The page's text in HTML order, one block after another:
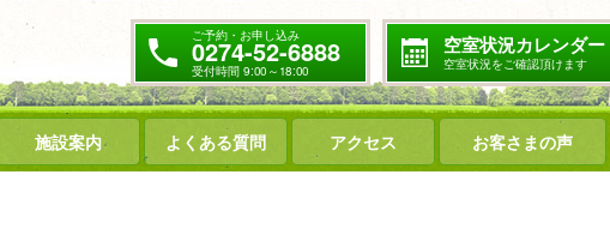
ご予約・お申し込み
0274-52-6888
受付時間 9:00～18:00
空室状況カレンダー
空室状況をご確認頂けます
施設案内 よくある質問 アクセス お客さまの声